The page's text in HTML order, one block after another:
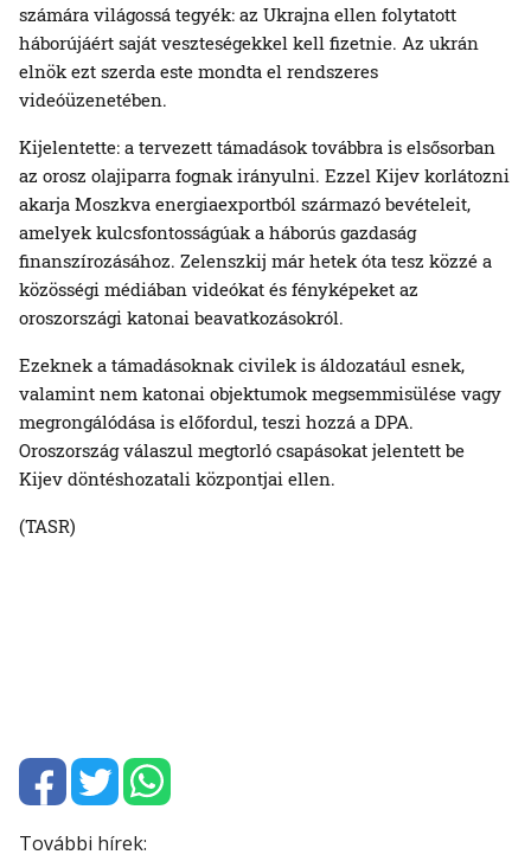
számára világossá tegyék: az Ukrajna ellen folytatott
háborújáért saját veszteségekkel kell fizetnie. Az ukrán
elnök ezt szerda este mondta el rendszeres
videóüzenetében.
Kijelentette: a tervezett támadások továbbra is elsősorban
az orosz olajiparra fognak irányulni. Ezzel Kijev korlátozni
akarja Moszkva energiaexportból származó bevételeit,
amelyek kulcsfontosságúak a háborús gazdaság
finanszírozásához. Zelenszkij már hetek óta tesz közzé a
közösségi médiában videókat és fényképeket az
oroszországi katonai beavatkozásokról.
Ezeknek a támadásoknak civilek is áldozatául esnek,
valamint nem katonai objektumok megsemmisülése vagy
megrongálódása is előfordul, teszi hozzá a DPA.
Oroszország válaszul megtorló csapásokat jelentett be
Kijev döntéshozatali központjai ellen.
(TASR)
További hírek: